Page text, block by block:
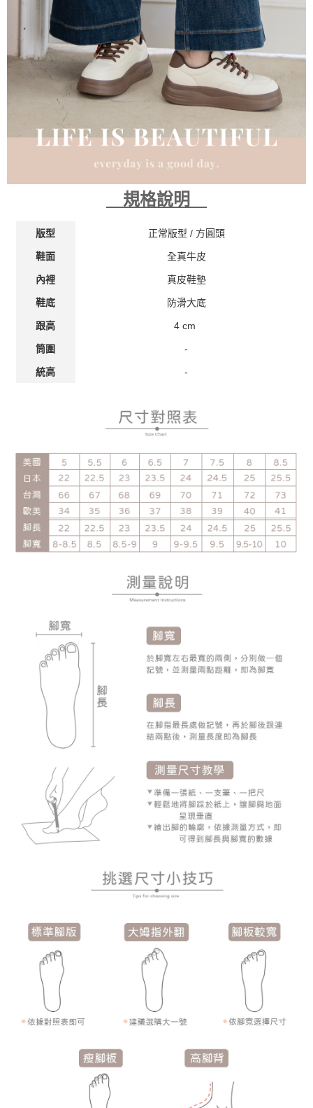
規格說明
版型 正常版型 / 方 圓頭
鞋面 全真牛皮
內裡 真皮鞋墊
鞋底 防滑大底
跟高 4 cm
筒圍 -
統高 -